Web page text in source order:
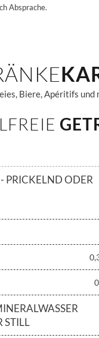
Absprache.
Biere, Apéritifs und
PRICKELND ODER
STILL